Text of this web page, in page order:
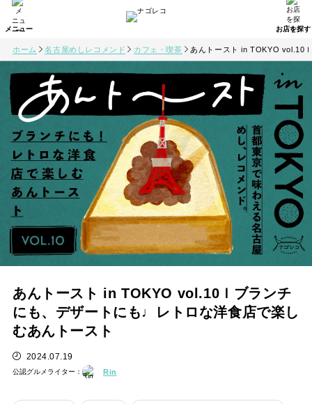
ホーム 名古屋めしレコメンド カフェ・喫茶 あんトースト in TOKYO vol.10
あんトースト in TOKYO vol.10ｌブランチ
にも、デザートにも♩レトロな洋食店で楽し
むあんトースト
2024.07.19
公認グルメライター： Rin